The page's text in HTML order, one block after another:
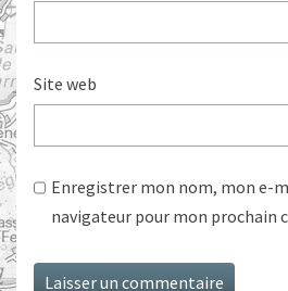
Site web
Enregistrer mon nom, mon e-
navigateur pour mon prochain